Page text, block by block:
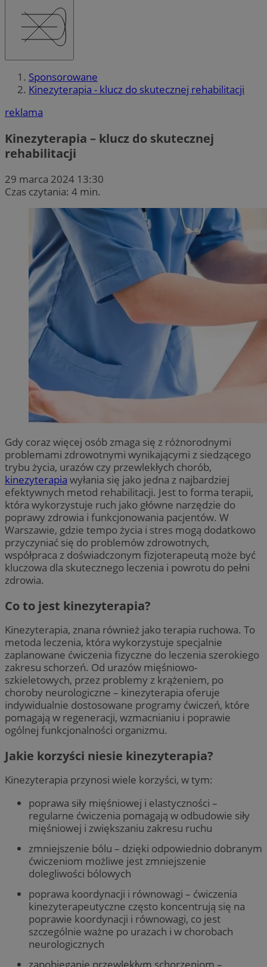
Sponsorowane
Kinezyterapia - klucz do skutecznej rehabilitacji
reklama
Kinezyterapia – klucz do skutecznej
rehabilitacji
29 marca 2024 13:30
Czas czytania: 4 min.
Gdy coraz więcej osób zmaga się z różnorodnymi
problemami zdrowotnymi wynikającymi z siedzącego
trybu życia, urazów czy przewlekłych chorób,
kinezyterapia wyłania się jako jedna z najbardziej
efektywnych metod rehabilitacji. Jest to forma terapii,
która wykorzystuje ruch jako główne narzędzie do
poprawy zdrowia i funkcjonowania pacjentów. W
Warszawie, gdzie tempo życia i stres mogą dodatkowo
przyczyniać się do problemów zdrowotnych,
współpraca z doświadczonym fizjoterapeutą może być
kluczowa dla skutecznego leczenia i powrotu do pełni
zdrowia.
Co to jest kinezyterapia?
Kinezyterapia, znana również jako terapia ruchowa. To
metoda leczenia, która wykorzystuje specjalnie
zaplanowane ćwiczenia fizyczne do leczenia szerokiego
zakresu schorzeń. Od urazów mięśniowo-
szkieletowych, przez problemy z krążeniem, po
choroby neurologiczne – kinezyterapia oferuje
indywidualnie dostosowane programy ćwiczeń, które
pomagają w regeneracji, wzmacnianiu i poprawie
ogólnej funkcjonalności organizmu.
Jakie korzyści niesie kinezyterapia?
Kinezyterapia przynosi wiele korzyści, w tym:
poprawa siły mięśniowej i elastyczności –
regularne ćwiczenia pomagają w odbudowie siły
mięśniowej i zwiększaniu zakresu ruchu
zmniejszenie bólu – dzięki odpowiednio dobranym
ćwiczeniom możliwe jest zmniejszenie
dolegliwości bólowych
poprawa koordynacji i równowagi – ćwiczenia
kinezyterapeutyczne często koncentrują się na
poprawie koordynacji i równowagi, co jest
szczególnie ważne po urazach i w chorobach
neurologicznych
zapobieganie przewlekłym schorzeniom –